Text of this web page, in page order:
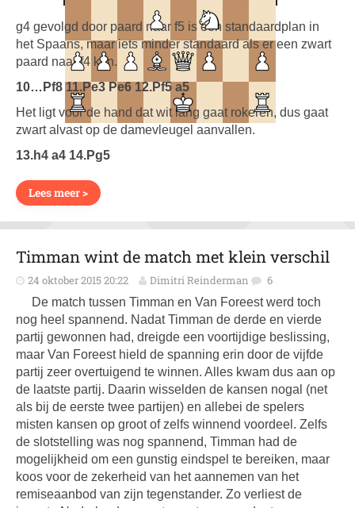
g4 gevolgd door paard naar f5 is een standaardplan in
het Spaans, maar iets minder standaard als er een zwart
paard naar f4 kan.
10…Pf8 11.Pe3 Pe6 12.Pf5 a5
Het ligt voor de hand dat wit lang gaat rokeren, dus gaat
zwart alvast op de damevleugel aanvallen.
13.h4 a4 14.Pg5
Lees meer >
Timman wint de match met klein verschil
24 oktober 2015 20:22 Dimitri Reinderman 6
De match tussen Timman en Van Foreest werd toch
nog heel spannend. Nadat Timman de derde en vierde
partij gewonnen had, dreigde een voortijdige beslissing,
maar Van Foreest hield de spanning erin door de vijfde
partij zeer overtuigend te winnen. Alles kwam dus aan op
de laatste partij. Daarin wisselden de kansen nogal (net
als bij de eerste twee partijen) en allebei de spelers
misten kansen op groot of zelfs winnend voordeel. Zelfs
de slotstelling was nog spannend, Timman had de
mogelijkheid om een gunstig eindspel te bereiken, maar
koos voor de zekerheid van het aannemen van het
remiseaanbod van zijn tegenstander. Zo verliest de